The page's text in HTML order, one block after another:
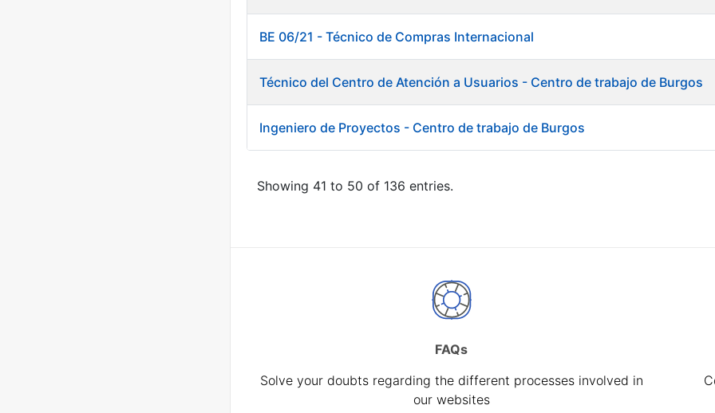
BE 06/21 - Técnico de Compras Internacional
Técnico del Centro de Atención a Usuarios - Centro de trabajo de Burgos
Ingeniero de Proyectos - Centro de trabajo de Burgos
Showing 41 to 50 of 136 entries.
FAQs
Solve your doubts regarding the different processes involved in
our websites